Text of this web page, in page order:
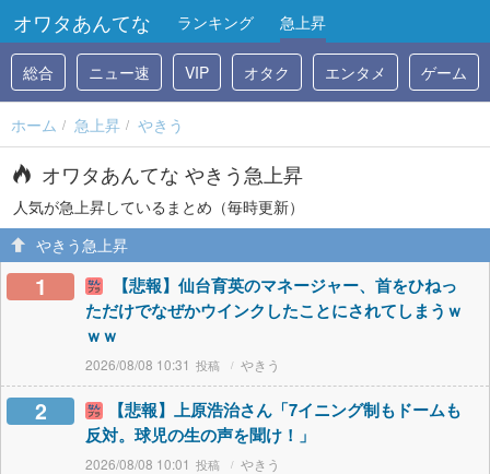
オワタあんてな ランキング 急上昇
総合 ニュー速 VIP オタク エンタメ ゲーム
ホーム 急上昇 やきう
オワタあんてな やきう急上昇
人気が急上昇しているまとめ（毎時更新）
やきう急上昇
1
【悲報】仙台育英のマネージャー、首をひねっ
ただけでなぜかウインクしたことにされてしまうｗ
ｗｗ
2026/08/08 10:31 やきう
2
【悲報】上原浩治さん「7イニング制もドームも
反対。球児の生の声を聞け！」
2026/08/08 10:01 やきう